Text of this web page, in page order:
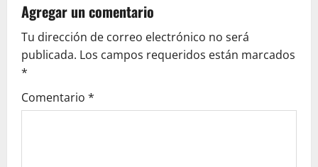
v
i
g
a
Agregar un comentario
Tu dirección de correo electrónico no será
publicada. Los campos requeridos están marcados
*
Comentario *